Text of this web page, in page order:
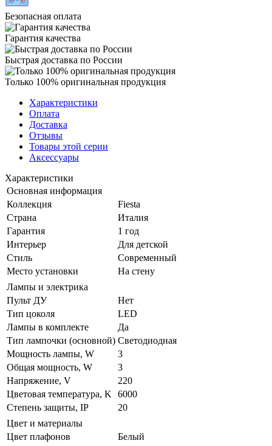
Безопасная оплата
Гарантия качества
Быстрая доставка по России
Только 100% оригинальная продукция
Характеристики
Оплата
Доставка
Отзывы
Товары этой серии
Аксессуары
Характеристики
Основная информация
Коллекция
Fiesta
Страна
Италия
Гарантия
1 год
Интерьер
Для детской
Стиль
Современный
Место установки
На стену
Лампы и электрика
Пульт ДУ
Нет
Тип цоколя
LED
Лампы в комплекте
Да
Тип лампочки (основной) Светодиодная
Мощность лампы, W
3
Общая мощность, W
3
Напряжение, V
220
Цветовая температура, K
6000
Степень защиты, IP
20
Цвет и материалы
Цвет плафонов
Белый